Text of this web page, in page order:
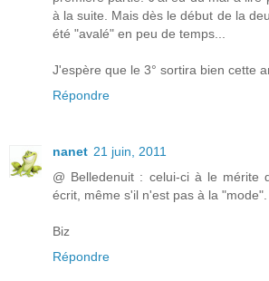
à la suite. Mais dès le début de la
été "avalé" en peu de temps...
J'espère que le 3° sortira bien cette
Répondre
nanet 21 juin, 2011
@ Belledenuit : celui-ci à le mérite
écrit, même s'il n'est pas à la "mode".
Biz
Répondre